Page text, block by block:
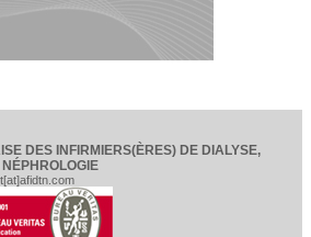
DES INFIRMIERS(ÈRES) DE DIALYSE,